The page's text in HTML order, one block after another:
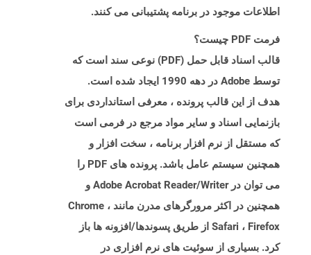
اطلاعات موجود در برنامه پشتیبانی می کنند.
فرمت PDF چیست؟
قالب اسناد قابل حمل (PDF) نوعی سند است که
توسط Adobe در دهه 1990 ایجاد شده است.
هدف از این قالب پرونده ، معرفی استانداردی برای
بازنمایی اسناد و سایر مواد مرجع در فرمی است
که مستقل از نرم افزار برنامه ، سخت افزار و
همچنین سیستم عامل باشد. پرونده های PDF را
می توان در Adobe Acrobat Reader/Writer و
همچنین در اکثر مرورگرهای مدرن مانند Chrome ،
Safari ، Firefox از طریق پسوندها/افزونه ها باز
کرد. بسیاری از سوئیت های نرم افزاری در